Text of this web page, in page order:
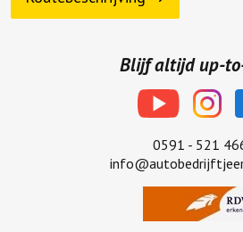
Blijf altijd up-to-
0591 - 521 466